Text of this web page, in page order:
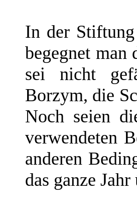
In der
begegnet man
sei nicht
Borzym, die
Noch seien
verwendeten
anderen
das ganze